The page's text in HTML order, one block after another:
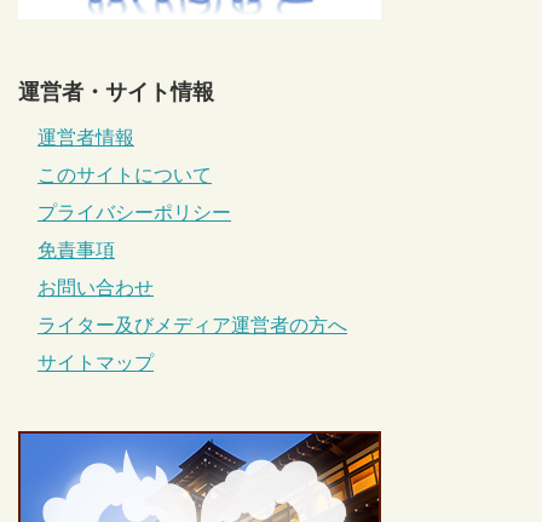
運営者・サイト情報
運営者情報
このサイトについて
プライバシーポリシー
免責事項
お問い合わせ
ライター及びメディア運営者の方へ
サイトマップ